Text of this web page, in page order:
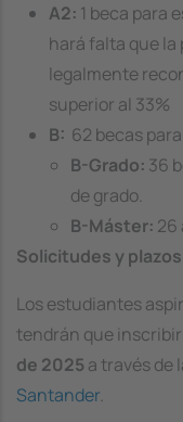
A2: 1 beca para
hará falta que
legalmente
superior al 33%
B: 62 becas
B-Grado: 36
de grado.
B-Máster: 26
Solicitudes y
Los estudiantes
tendrán que
de 2025 a través de
Santander.